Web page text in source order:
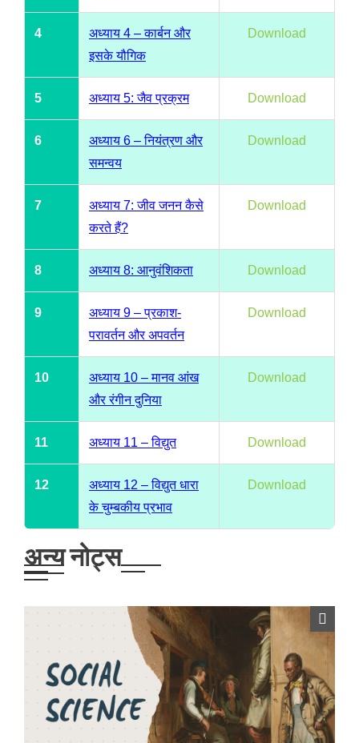
4
अध्याय 4 – कार्बन और
इसके यौगिक
Download
5 अध्याय 5: जैव प्रक्रम Download
6
अध्याय 6 – नियंत्रण और
समन्वय
Download
7
अध्याय 7: जीव जनन कैसे
करते हैं?
Download
8 अध्याय 8: आनुवंशिकता Download
9
अध्याय 9 – प्रकाश-
परावर्तन और अपवर्तन
Download
10
अध्याय 10 – मानव आंख
और रंगीन दुनिया
Download
11 अध्याय 11 – विद्युत Download
12
अध्याय 12 – विद्युत धारा
के चुम्बकीय प्रभाव
Download
अन्य नोट्स